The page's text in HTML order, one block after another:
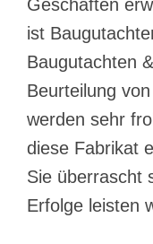
Geschäften
ist
Baugutachten
Beurteilung
werden sehr
diese Fabrikat
Sie überrascht
Erfolge leisten